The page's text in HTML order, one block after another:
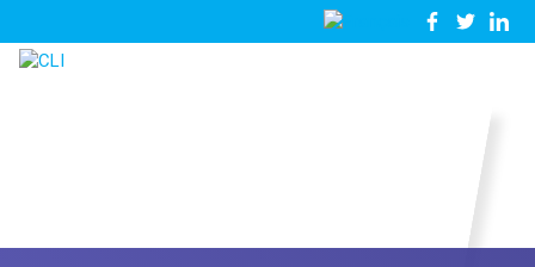
28
23
contacter